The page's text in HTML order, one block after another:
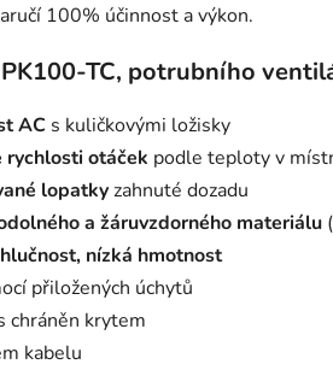
100% účinnost a výkon.
TC, potrubního
AC s kuličkovými ložisky
otáček podle teploty v
lopatkyzahnuté dozadu
a žáruvzdorného materiálu
nízká hmotnost
přiložených úchytů
chráněn krytem
kabelu